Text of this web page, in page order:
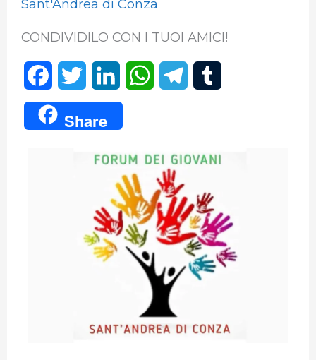
Sant'Andrea di Conza
CONDIVIDILO CON I TUOI AMICI!
a
c
w
i
r
i
n
k
e
d
W
t
s
A
p
p
e
r
a
m
r
Share